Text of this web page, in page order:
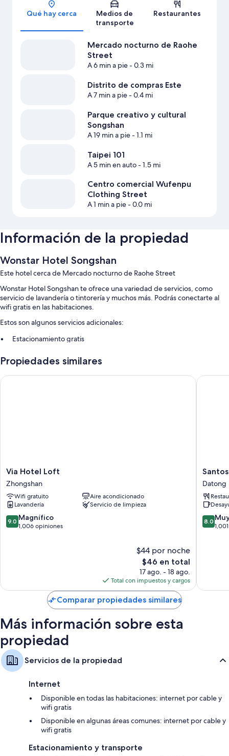
Qué hay cerca
Medios de
transporte
Restaurantes
Mercado nocturno de Raohe
Street
A 6 min a pie- 0.3 mi
Distrito de compras Este
A 7 min a pie- 0.4 mi
Parque creativo y cultural
Songshan
A 19 min a pie- 1.1 mi
Taipei 101
A 5 min en auto- 1.5 mi
Centro comercial Wufenpu
Clothing Street
A 1 min a pie- 0.0 mi
Información de la propiedad
Wonstar Hotel Songshan
Este hotel cerca de Mercado nocturno de Raohe Street
Wonstar Hotel Songshan te ofrece una variedad de servicios, como
servicio de lavandería o tintorería y muchos más. Podrás conectarte al
wifi gratis en las habitaciones.
Estos son algunos servicios adicionales:
Estacionamiento gratis
y dispensador de agua
Asistencia para compra de tours o entradas, resguardo de equipaje
Camas extra/plegables (con cargo) y cunas o camas infatiles
Baños con tinas con regadera y amenidades de baño gratuitas
Televisiones LCD de 32 pulgadas con canales por cable
Refrigeradores, servicio de limpieza diario y escritorios
Propiedades similares
Via
Hotel
Loft
Zhongshan
Via Hotel Loft
Zhongshan
Wifi gratuito
Aire acondicionado
Lavandería
Servicio de limpieza
9.0
de
9.0 Magnífico
1,006 opiniones
$44 por noche
El
precio
actual
es
de
$46
$46 en total
17 ago. - 18 ago.
Total con impuestos y cargos
Via Hotel Loft
Santos
Hotel
Datong
Datong
8.0
de
8.0
Santos
Comparar propiedades similares
Más información sobre esta
propiedad
Servicios de la propiedad
Internet
Disponible en todas las habitaciones: internet por cable y
wifi gratis
Disponible en algunas áreas comunes: internet por cable y
wifi gratis
Estacionamiento y transporte